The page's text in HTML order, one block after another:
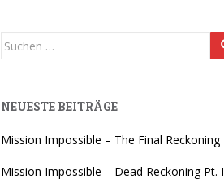
Suchen
NEUESTE BEITRÄGE
Mission Impossible – The Final Reckoning
Mission Impossible – Dead Reckoning Pt. I